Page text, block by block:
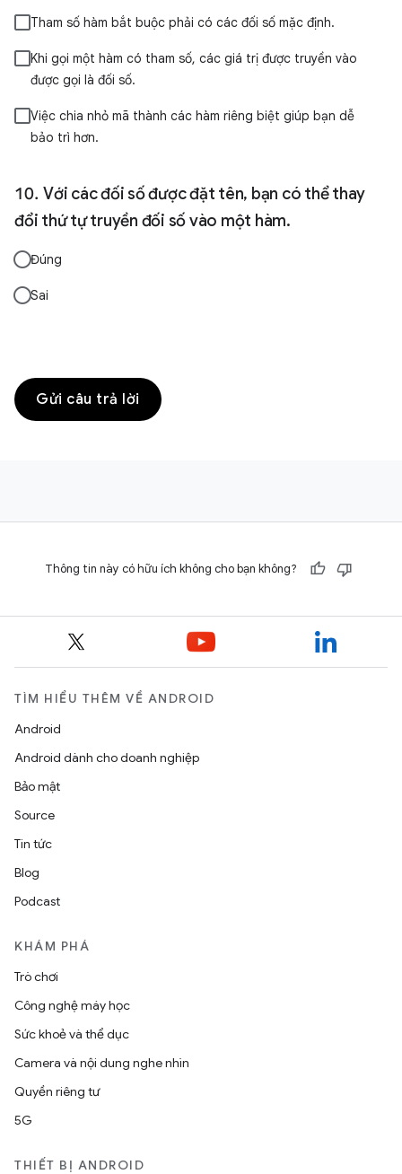
Tham số hàm bắt buộc phải có các đối số mặc định.
Khi gọi một hàm có tham số, các giá trị được truyền vào
được gọi là đối số.
Việc chia nhỏ mã thành các hàm riêng biệt giúp bạn dễ
bảo trì hơn.
Với các đối số được đặt tên, bạn có thể thay
đổi thứ tự truyền đối số vào một hàm.
Đúng
Sai
Gửi câu trả lời
Thông tin này có hữu ích không cho bạn không?
TÌM HIỂU THÊM VỀ ANDROID
Android
Android dành cho doanh nghiệp
Bảo mật
Source
Tin tức
Blog
Podcast
KHÁM PHÁ
Trò chơi
Công nghệ máy học
Sức khoẻ và thể dục
Camera và nội dung nghe nhìn
Quyền riêng tư
5G
THIẾT BỊ ANDROID